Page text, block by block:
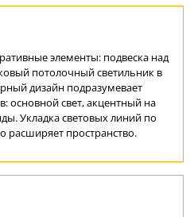
элементы: подвеска над
потолочный светильник в
дизайн подразумевает
основной свет, акцентный на
Укладка световых линий по
расширяет пространство.